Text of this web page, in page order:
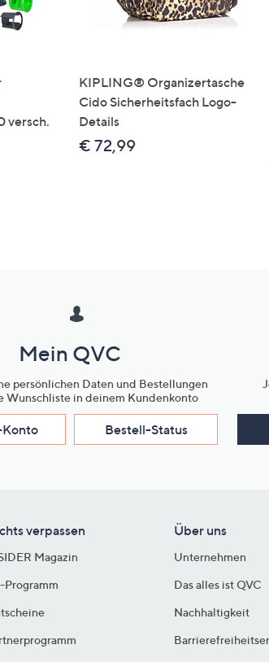
versch.
KIPLING® Organizertasche
Cido Sicherheitsfach Logo-
Details
€ 72,99
Mein QVC
persönlichen Daten und Bestellungen
Wunschliste in deinem Kundenkonto
Bestell-Status
verpassen
Magazin
Programm
Über uns
Unternehmen
Das alles ist QVC
Nachhaltigkeit